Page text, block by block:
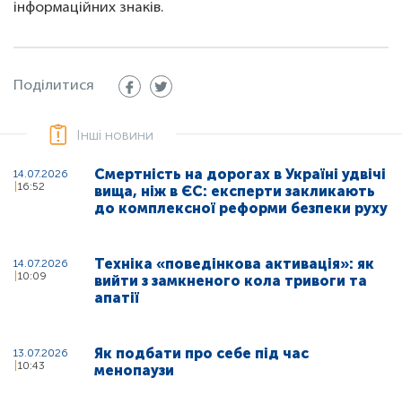
інформаційних знаків.
Поділитися
Інші новини
14.07.2026
16:52
Смертність на дорогах в Україні удвічі
вища, ніж в ЄС: експерти закликають
до комплексної реформи безпеки руху
14.07.2026
10:09
Техніка «поведінкова активація»: як
вийти з замкненого кола тривоги та
апатії
13.07.2026
10:43
Як подбати про себе під час
менопаузи